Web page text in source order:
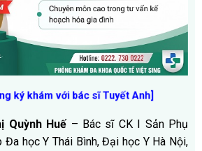
ký khám với bác sĩ Tuyết Anh]
Quỳnh Huế– Bác sĩ CK I Sản Phụ
Đa học Y Thái Bình, Đại học Y Hà Nội,